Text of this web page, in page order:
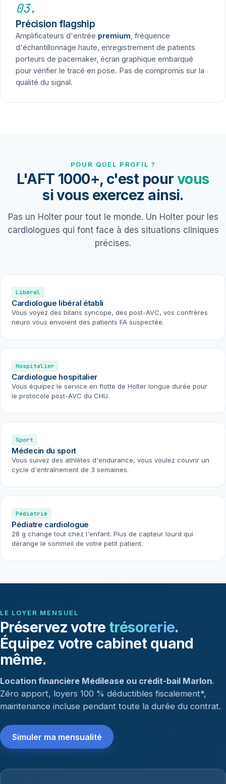
03.
Précision flagship
Amplificateurs d'entrée premium , fréquence
d'échantillonnage haute, enregistrement de patients
porteurs de pacemaker, écran graphique embarqué
pour vérifier le tracé en pose. Pas de compromis sur la
qualité du signal.
POUR QUEL PROFIL ?
L'AFT 1000+, c'est pour vous
si vous exercez ainsi.
Pas un Holter pour tout le monde. Un Holter pour les
cardiologues qui font face à des situations cliniques
précises.
Libéral
Cardiologue libéral établi
Vous voyez des bilans syncope, des post-AVC, vos confrères
neuro vous envoient des patients FA suspectée.
Hospitalier
Cardiologue hospitalier
Vous équipez le service en flotte de Holter longue durée pour
le protocole post-AVC du CHU.
Sport
Médecin du sport
Vous suivez des athlètes d'endurance, vous voulez couvrir un
cycle d'entraînement de 3 semaines.
Pédiatrie
Pédiatre cardiologue
28 g change tout chez l'enfant. Plus de capteur lourd qui
dérange le sommeil de votre petit patient.
LE LOYER MENSUEL
Préservez votre trésorerie.
Équipez votre cabinet quand
même.
Location financière Médilease ou crédit-bail Marlon.
Zéro apport, loyers 100 % déductibles fiscalement*,
maintenance incluse pendant toute la durée du contrat.
Simuler ma mensualité